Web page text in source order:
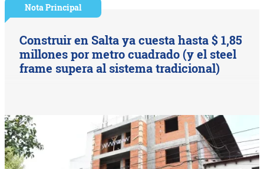
Nota Principal
Construir en Salta ya cuesta hasta $ 1,85
millones por metro cuadrado (y el steel
frame supera al sistema tradicional)